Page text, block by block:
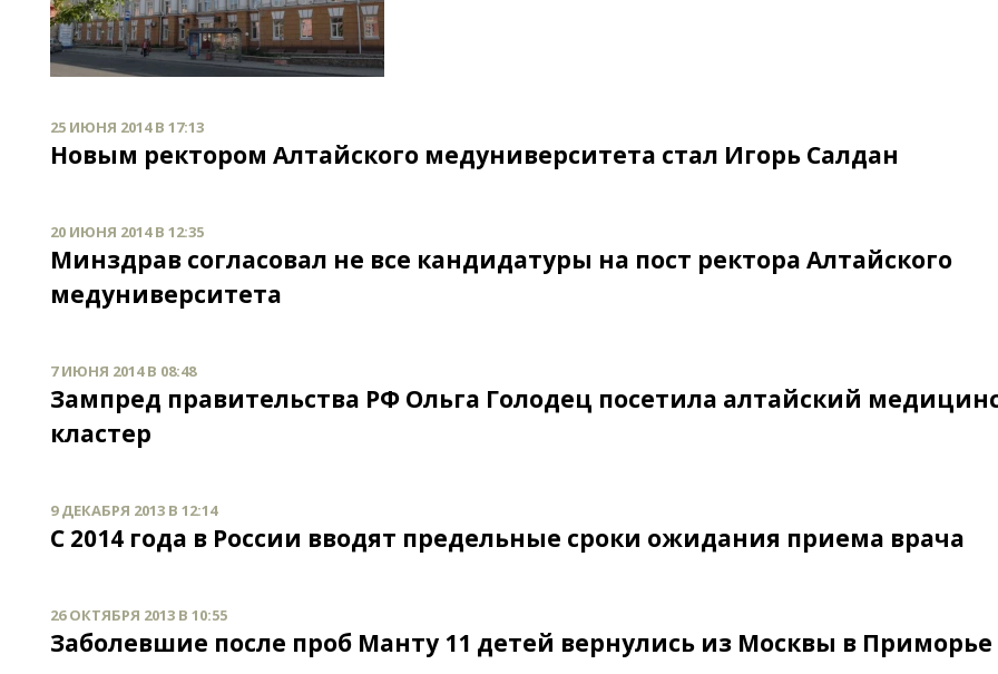
25 ИЮНЯ 2014 В 17:13
Новым ректором Алтайского медуниверситета стал Игорь Салдан
20 ИЮНЯ 2014 В 12:35
Минздрав согласовал не все кандидатуры на пост ректора Алтайского
медуниверситета
7 ИЮНЯ 2014 В 08:48
Зампред правительства РФ Ольга Голодец посетила алтайский
кластер
9 ДЕКАБРЯ 2013 В 12:14
С 2014 года в России вводят предельные сроки ожидания приема врача
26 ОКТЯБРЯ 2013 В 10:55
Заболевшие после проб Манту 11 детей вернулись из Москвы в Приморье